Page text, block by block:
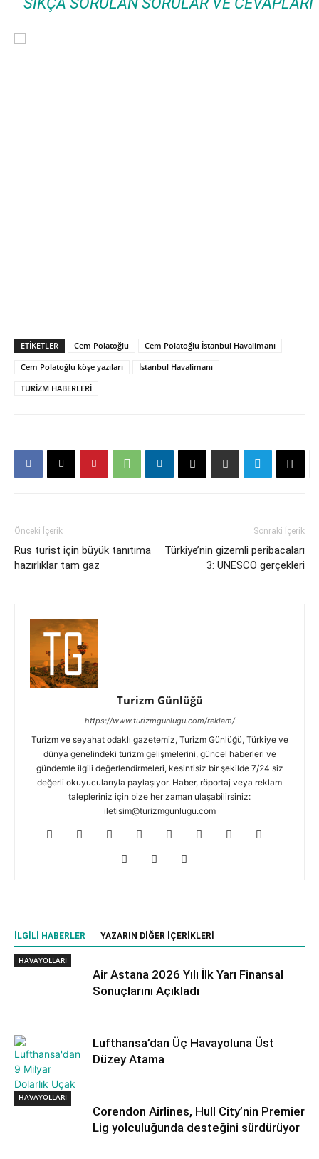
ETIKETLER Cem Polatoğlu
Cem Polatoğlu İstanbul Havalimanı
Cem Polatoğlu köşe yazıları
İstanbul Havalimanı
TURİZM HABERLERİ
Önceki İçerik
Rus turist için büyük tanıtıma
hazırlıklar tam gaz
Sonraki İçerik
Türkiye’nin gizemli peribacaları
3: UNESCO gerçekleri
Turizm Günlüğü
https://www.turizmgunlugu.com/reklam/
Turizm ve seyahat odaklı gazetemiz, Turizm Günlüğü, Türkiye ve
dünya genelindeki turizm gelişmelerini, güncel haberleri ve
gündemle ilgili değerlendirmeleri, kesintisiz bir şekilde 7/24 siz
değerli okuyucularıyla paylaşıyor. Haber, röportaj veya reklam
talepleriniz için bize her zaman ulaşabilirsiniz:
iletisim@turizmgunlugu.com
İLGILI HABERLER YAZARIN DIĞER İÇERIKLERI
HAVAYOLLARI
Air Astana 2026 Yılı İlk Yarı Finansal
Sonuçlarını Açıkladı
HAVAYOLLARI
Lufthansa’dan Üç Havayoluna Üst
Düzey Atama
HAVAYOLLARI
Corendon Airlines, Hull City’nin Premier
Lig yolculuğunda desteğini sürdürüyor